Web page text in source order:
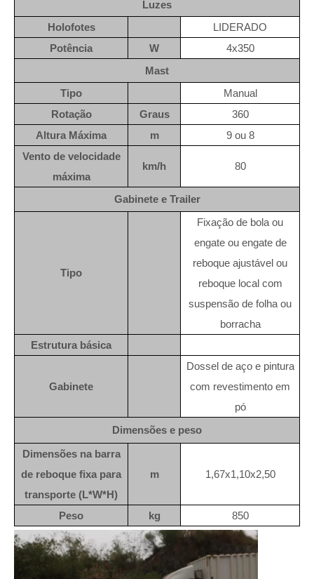
Luzes
Holofotes
LIDERADO
Potência
W
4x350
Mast
Tipo
Manual
Rotação
Graus
360
Altura Máxima
m
9 ou 8
Vento de velocidade
máxima
km/h 80
Gabinete e Trailer
Tipo
Fixação de bola ou
engate ou engate de
reboque ajustável ou
reboque local com
suspensão de folha ou
borracha
Estrutura básica
Gabinete
Dossel de aço e pintura
com revestimento em
pó
Dimensões e peso
Dimensões na barra
de reboque fixa para
transporte (L*W*H)
m 1,67x1,10x2,50
Peso kg 850